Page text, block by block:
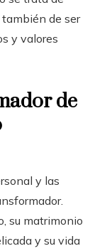
de ser
y valores
de
y las
su matrimonio
y su vida